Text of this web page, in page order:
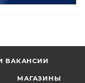
ВАКАНСИИ
МАГАЗИНЫ